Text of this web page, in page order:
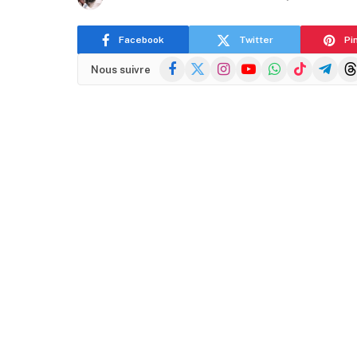
Facebook Twitter
Nous suivre Facebook
X
InstagramYouTubeWhatsAppTikTokTelegram